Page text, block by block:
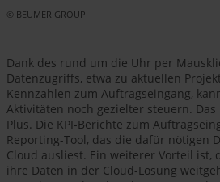
© BEUMER GROUP
Dank des rund um die Uhr per
Datenzugriffs, etwa zu aktuellen
Kennzahlen zum Auftragseingang,
Aktivitäten noch gezielter steuern.
Plus. Die KPI-Berichte zum
Reporting-Tool, das die dafür nötigen
Cloud ausliest. Ein weiterer Vorteil ist,
ihre Daten in der Cloud-Lösung